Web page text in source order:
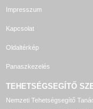
Impresszum
Kapcsolat
Oldaltérkép
Panaszkezelés
TEHETSÉGSEGÍTŐ
Nemzeti Tehetségsegítő